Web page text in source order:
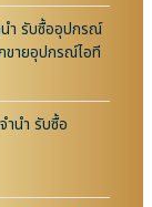
นำ รับซื้ออุปกรณ์
ขายอุปกรณ์ไอที
ำนำ รับซื้อ